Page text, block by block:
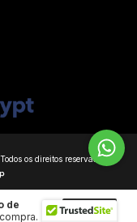
de
ENTENDI
os direitos reservados.